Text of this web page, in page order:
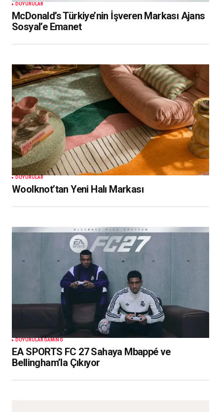
DUYURULAR
McDonald’s Türkiye’nin İşveren Markası Ajans
Sosyal’e Emanet
DUYURULAR
Woolknot’tan Yeni Halı Markası
DUYURULAR GAMING
EA SPORTS FC 27 Sahaya Mbappé ve
Bellingham’la Çıkıyor